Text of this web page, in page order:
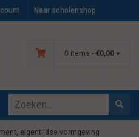
Naar scholenshop
0 items - €0,00
eigentijdse vormgeving